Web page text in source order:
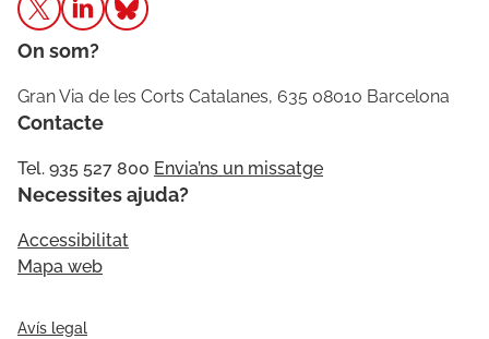
On som?
Gran Via de les Corts Catalanes, 635 08010 Barcelona
Contacte
Tel. 935 527 800 Envia’ns un missatge
Necessites ajuda?
Accessibilitat
Mapa web
Avís legal